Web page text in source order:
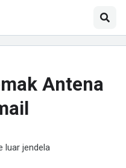
Antena
luar jendela